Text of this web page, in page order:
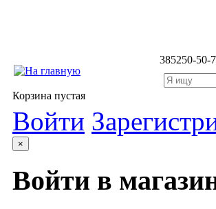
385250-50-
Корзина пустая
Войти
×
Войти в